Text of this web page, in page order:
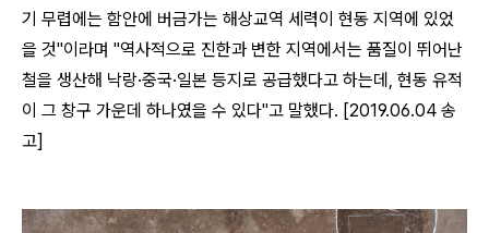
기 무렵에는 함안에 버금가는 해상교역 세력이 현동 지역에 있었
을 것"이라며 "역사적으로 진한과 변한 지역에서는 품질이 뛰어난
철을 생산해 낙랑·중국·일본 등지로 공급했다고 하는데, 현동 유적
이 그 창구 가운데 하나였을 수 있다"고 말했다. [2019.06.04 송
고]